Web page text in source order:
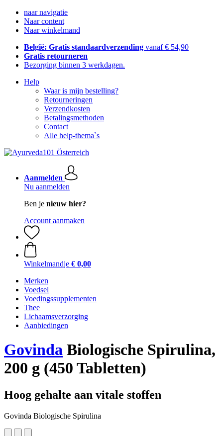
naar navigatie
Naar content
Naar winkelmand
België: Gratis standaardverzending vanaf € 54,90
Gratis retourneren
Bezorging binnen 3 werkdagen.
Help
Waar is mijn bestelling?
Retourneringen
Verzendkosten
Betalingsmethoden
Contact
Alle help-thema`s
Aanmelden
Nu aanmelden
Ben je nieuw hier?
Account aanmaken
Winkelmandje € 0,00
Merken
Voedsel
Voedingssupplementen
Thee
Lichaamsverzorging
Aanbiedingen
Govinda Biologische Spirulina,
200 g (450 Tabletten)
Hoog gehalte aan vitale stoffen
Govinda Biologische Spirulina